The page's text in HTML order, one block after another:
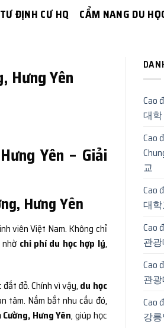
ĐỊNH CƯ HQ CẨM NANG DU
Hưng Yên
Yên – Giải
Hưng Yên
viên Việt Nam. Không chỉ
chi phí du học hợp lý,
đỏ. Chính vì vậy, du học
tâm. Nắm bắt nhu cầu đó,
Hưng Yên, giúp học
Cao
대학
Cao
교
Cao
대
Cao
관
Cao
관
Cao
강